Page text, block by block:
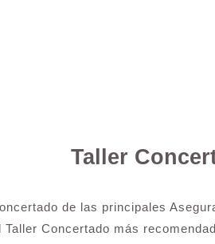
Taller
de las principales
Concertado más